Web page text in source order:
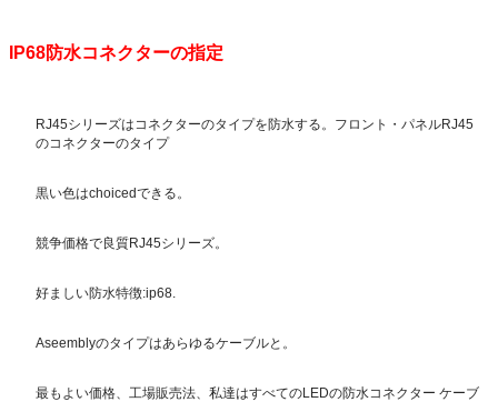
IP68防水コネクターの指定
RJ45シリーズはコネクターのタイプを防水する。フロント・パネルRJ45
のコネクターのタイプ
黒い色はchoicedできる。
競争価格で良質RJ45シリーズ。
好ましい防水特徴:ip68.
Aseemblyのタイプはあらゆるケーブルと。
最もよい価格、工場販売法、私達はすべてのLEDの防水コネクター ケーブ